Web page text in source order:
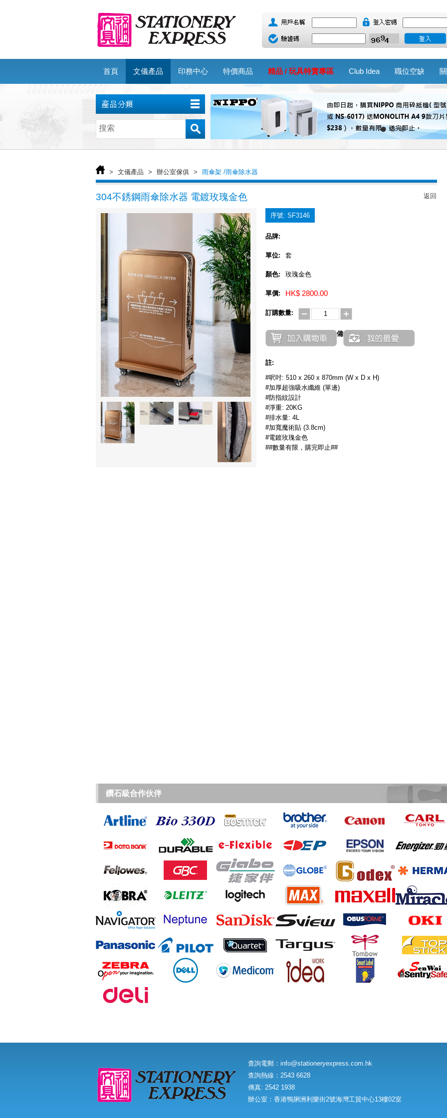
首頁 文儀產品 印務中心 特價商品 精品 / 玩具特賣專區 Club Idea 職位空缺
> 文儀產品 > 辦公室傢俱 > 雨傘架 /雨傘除水器
返回
304不銹鋼雨傘除水器 電鍍玫瑰金色
序號: SF3146
品牌:
單位: 套
顏色: 玫瑰金色
單價: HK$ 2800.00
訂購數量:
備
註:
#呎吋: 510 x 260 x 870mm (W x D x H)
#加厚超強吸水纖維 (單邊)
#防指紋設計
#淨重: 20KG
#排水量: 4L
#加寬魔術貼 (3.8cm)
#電鍍玫瑰金色
##數量有限，購完即止##
鑽石級合作伙伴
查詢電郵： info@stationeryexpress.com.hk
查詢熱線：2543 6628
傳真: 2542 1938
辦公室：香港鴨脷洲利樂街2號海灣工貿中心13樓02室